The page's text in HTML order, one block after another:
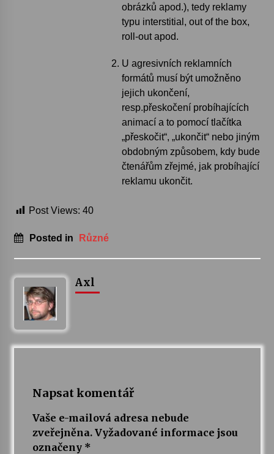
obrázků apod.), tedy reklamy
typu interstitial, out of the box,
roll-out apod.
U agresivních reklamních
formátů musí být umožněno
jejich ukončení,
resp.přeskočení probíhajících
animací a to pomocí tlačítka
„přeskočit“, „ukončit“ nebo jiným
obdobným způsobem, kdy bude
čtenářům zřejmé, jak probíhající
reklamu ukončit.
Post Views: 40
Posted in Různé
Axl
Napsat komentář
Vaše e-mailová adresa nebude
zveřejněna. Vyžadované informace jsou
označeny *